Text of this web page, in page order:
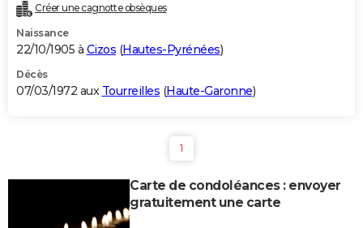
Créer une cagnotte obsèques
Naissance
22/10/1905 à Cizos (Hautes-Pyrénées)
Décès
07/03/1972 aux Tourreilles (Haute-Garonne)
1
Carte de condoléances : envoyer
gratuitement une carte